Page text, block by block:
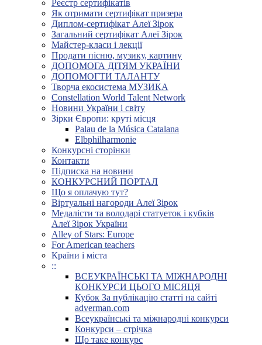
Реєстр сертифікатів
Як отримати сертифікат призера
Диплом-сертифікат Алеї Зірок
Загальний сертифікат Алеї Зірок
Майстер-класи і лекції
Продати пісню, музику, картину
ДОПОМОГА ДІТЯМ УКРАЇНИ
ДОПОМОГТИ ТАЛАНТУ
Творча екосистема МУЗИКА
Constellation World Talent Network
Новини України і світу
Зірки Європи: круті місця
Palau de la Música Catalana
Elbphilharmonie
Конкурсні сторінки
Контакти
Підписка на новини
КОНКУРСНИЙ ПОРТАЛ
Що я оплачую тут?
Віртуальні нагороди Алеї Зірок
Медалісти та володарі статуеток і кубків
Алеї Зірок України
Alley of Stars: Europe
For American teachers
Країни і міста
::
ВСЕУКРАЇНСЬКІ ТА МІЖНАРОДНІ
КОНКУРСИ ЦЬОГО МІСЯЦЯ
Кубок За публікацію статті на сайті
adverman.com
Всеукраїнські та міжнародні конкурси
Конкурси – стрічка
Що таке конкурс